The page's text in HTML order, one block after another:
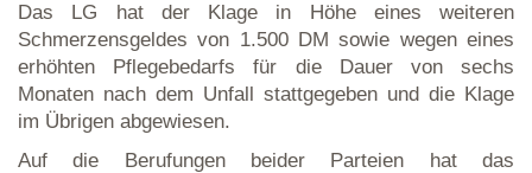
Das LG hat der Klage in Höhe eines weiteren
Schmerzensgeldes von 1.500 DM sowie wegen eines
erhöhten Pflegebedarfs für die Dauer von sechs
Monaten nach dem Unfall stattgegeben und die Klage
im Übrigen abgewiesen.
Auf die Berufungen beider Parteien hat das